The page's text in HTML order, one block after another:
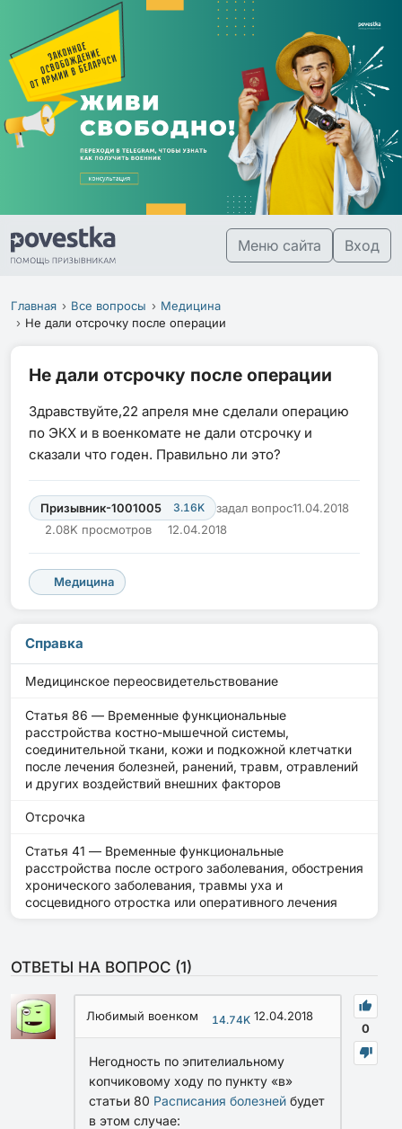
Меню сайта Вход
Главная Все вопросы
Медицина
Не дали отсрочку после операции
Не дали отсрочку после операции
Здравствуйте,22 апреля мне сделали операцию
по ЭКХ и в военкомате не дали отсрочку и
сказали что годен. Правильно ли это?
Призывник-1001005 3.16K задал вопрос11.04.2018
2.08K просмотров
12.04.2018
Медицина
Справка
Медицинское переосвидетельствование
Статья 86 — Временные функциональные
расстройства костно-мышечной системы,
соединительной ткани, кожи и подкожной клетчатки
после лечения болезней, ранений, травм, отравлений
и других воздействий внешних факторов
Отсрочка
Статья 41 — Временные функциональные
расстройства после острого заболевания, обострения
хронического заболевания, травмы уха и
сосцевидного отростка или оперативного лечения
ОТВЕТЫ НА ВОПРОС (1)
0
Любимый военком 14.74K 12.04.2018
Негодность по эпителиальному
копчиковому ходу по пункту «в»
статьи 80 Расписания болезней будет
в этом случае: